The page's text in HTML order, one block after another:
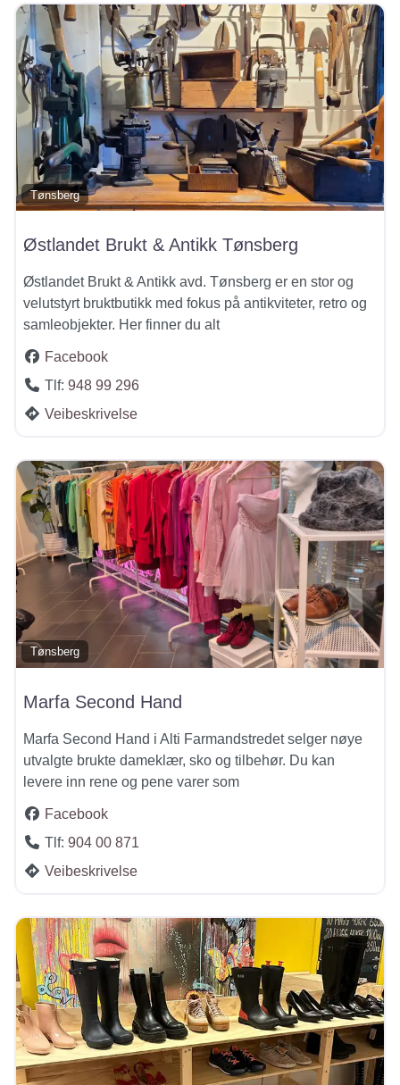
Tønsberg
Østlandet Brukt & Antikk Tønsberg
Østlandet Brukt & Antikk avd. Tønsberg er en stor og
velutstyrt bruktbutikk med fokus på antikviteter, retro og
samleobjekter. Her finner du alt
Facebook
Tlf: 948 99 296
Veibeskrivelse
Tønsberg
Marfa Second Hand
Marfa Second Hand i Alti Farmandstredet selger nøye
utvalgte brukte dameklær, sko og tilbehør. Du kan
levere inn rene og pene varer som
Facebook
Tlf: 904 00 871
Veibeskrivelse